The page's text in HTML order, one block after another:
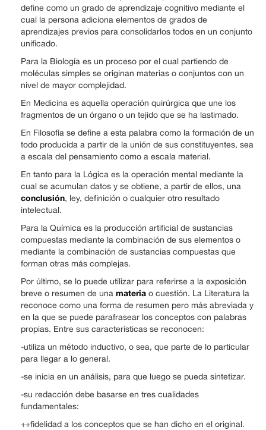
define como un grado de aprendizaje cognitivo mediante el
cual la persona adiciona elementos de grados de
aprendizajes previos para consolidarlos todos en un conjunto
unificado.
Para la Biología es un proceso por el cual partiendo de
moléculas simples se originan materias o conjuntos con un
nivel de mayor complejidad.
En Medicina es aquella operación quirúrgica que une los
fragmentos de un órgano o un tejido que se ha lastimado.
En Filosofía se define a esta palabra como la formación de un
todo producida a partir de la unión de sus constituyentes, sea
a escala del pensamiento como a escala material.
En tanto para la Lógica es la operación mental mediante la
cual se acumulan datos y se obtiene, a partir de ellos, una
conclusión, ley, definición o cualquier otro resultado
intelectual.
Para la Química es la producción artificial de sustancias
compuestas mediante la combinación de sus elementos o
mediante la combinación de sustancias compuestas que
forman otras más complejas.
Por último, se lo puede utilizar para referirse a la exposición
breve o resumen de una materia o cuestión. La Literatura la
reconoce como una forma de resumen pero más abreviada y
en la que se puede parafrasear los conceptos con palabras
propias. Entre sus características se reconocen:
-utiliza un método inductivo, o sea, que parte de lo particular
para llegar a lo general.
-se inicia en un análisis, para que luego se pueda sintetizar.
-su redacción debe basarse en tres cualidades
fundamentales:
++fidelidad a los conceptos que se han dicho en el original.